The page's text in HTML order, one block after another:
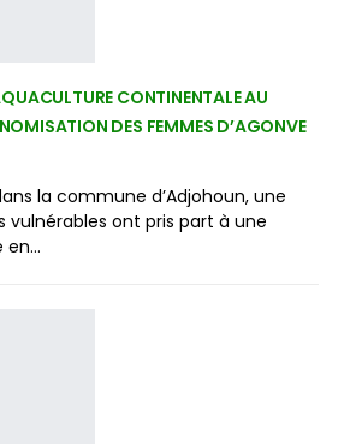
CONTINENTALE AU
DES FEMMES D’AGONVE
la commune d’Adjohoun, une
vulnérables ont pris part à une
en…